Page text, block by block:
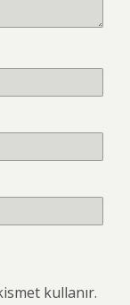
kullanır.